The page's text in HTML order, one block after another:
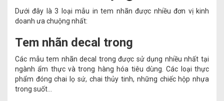
Dưới đây là 3 loại mẫu in tem nhãn được nhiều đơn vị kinh
doanh ưa chuộng nhất:
Tem nhãn decal trong
Các mẫu tem nhãn decal trong được sử dụng nhiều nhất tại
ngành ẩm thực và trong hàng hóa tiêu dùng. Các loại thực
phẩm đóng chai lọ sứ, chai thủy tinh, những chiếc hộp nhựa
trong suốt…